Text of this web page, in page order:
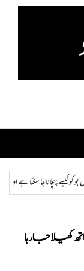
ہمراز: پاکستان
کھیلا جارہا